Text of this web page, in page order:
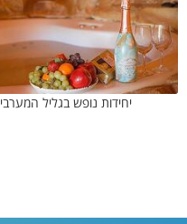
יחידות נופש בגליל המערבי